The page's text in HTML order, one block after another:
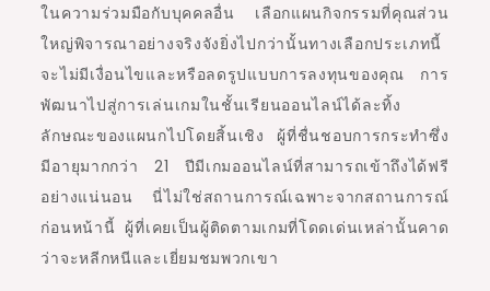
ในความร่วมมือกับบุคคลอื่น เลือกแผนกิจกรรมที่คุณส่วน
ใหญ่พิจารณาอย่างจริงจังยิ่งไปกว่านั้นทางเลือกประเภทนี้
จะไม่มีเงื่อนไขและหรือลดรูปแบบการลงทุนของคุณ การ
พัฒนาไปสู่การเล่นเกมในชั้นเรียนออนไลน์ได้ละทิ้ง
ลักษณะของแผนกไปโดยสิ้นเชิง ผู้ที่ชื่นชอบการกระทำซึ่ง
มีอายุมากกว่า 21 ปีมีเกมออนไลน์ที่สามารถเข้าถึงได้ฟรี
อย่างแน่นอน นี่ไม่ใช่สถานการณ์เฉพาะจากสถานการณ์
ก่อนหน้านี้ ผู้ที่เคยเป็นผู้ติดตามเกมที่โดดเด่นเหล่านั้นคาด
ว่าจะหลีกหนีและเยี่ยมชมพวกเขา